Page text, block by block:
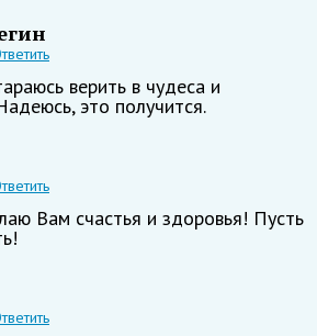
верить в чудеса и
это получится.
Вам счастья и здоровья! Пусть